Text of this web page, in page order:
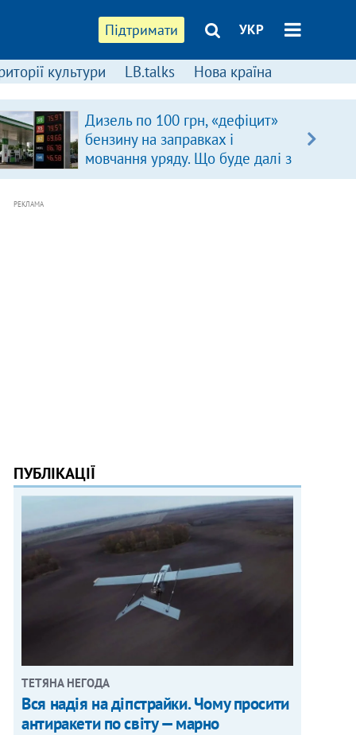
Підтримати УКР
культури LB.talks Нова країна
Дизель по 100 грн, «дефіцит»
бензину на заправках і
мовчання уряду. Що буде далі з
цінами на пальне?
РЕКЛАМА
ПУБЛІКАЦІЇ
ТЕТЯНА НЕГОДА
Вся надія на діпстрайки. Чому просити
антиракети по світу — марно